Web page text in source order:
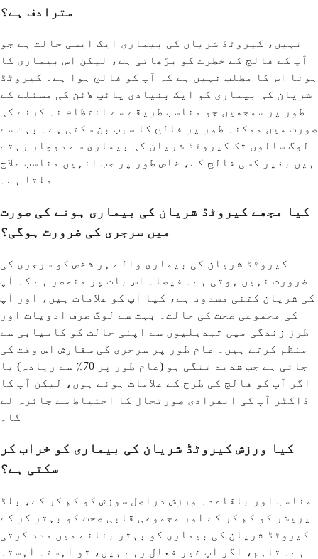
مترادف ہے؟
نہیں، کیروٹڈ شریان کی بیماری ایک ایسی حالت ہے جو
آپ کے فالج کے خطرے کو بڑھاتی ہے، لیکن اس بیماری کا
ہونا اس کا مطلب نہیں ہے کہ آپ کو فالج ہوا ہے۔ کیروٹڈ
شریان کی بیماری کو ایک بنیادی پائپ لائن کی مسئلے کے
طور پر سمجھیں جو مناسب طریقے سے انتظام نہ کرنے کی
صورت میں ممکنہ طور پر فالج کا سبب بن سکتی ہے۔ بہت سے
لوگ سالوں تک کیروٹڈ شریان کی بیماری سے دوچار رہتے
ہیں بغیر کسی فالج کے، خاص طور پر جب انہیں مناسب علاج
ملتا ہے۔
کیا مجھے کیروٹڈ شریان کی بیماری ہونے کی صورت
میں سرجری کی ضرورت ہوگی؟
کیروٹڈ شریان کی بیماری والے ہر شخص کو سرجری کی
ضرورت نہیں ہوتی ہے۔ فیصلہ اس بات پر منحصر ہے کہ آپ
کی شریان کتنی مسدود ہے، کیا آپ کو علامات ہیں، اور آپ
کی مجموعی صحت کی حالت۔ بہت سے لوگ صرف ادویات اور
طرز زندگی میں تبدیلیوں سے اپنی حالت کو کامیابی سے
منظم کرتے ہیں۔ عام طور پر سرجری کی سفارش اس وقت کی
جاتی ہے جب شدید تنگی ہو (عام طور پر 70٪ سے زیادہ) یا
اگر آپ کو فالج کی طرح کے علامات ہوئے ہوں، لیکن آپ کا
ڈاکٹر آپ کی انفرادی صورتحال کا احتیاط سے جائزہ لے
گا۔
کیا ورزش کیروٹڈ شریان کی بیماری کو خراب کر
سکتی ہے؟
مناسب اور باقاعدہ ورزش دراصل سوزش کو کم کر کے، بلڈ
پریشر کو کم کر کے اور مجموعی قلبی صحت کو بہتر کر کے
کیروٹڈ شریان کی بیماری کو بہتر بنانے میں مدد کرتی
ہے۔ تاہم، اگر آپ غیر فعال رہے ہیں، تو آہستہ آہستہ